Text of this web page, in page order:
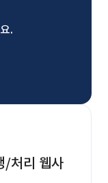
.
/처리 웹사